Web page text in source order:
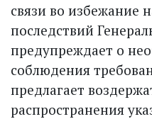
связи во избежание
последствий
предупреждает о
соб­людения
предлагает
распространения